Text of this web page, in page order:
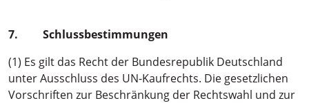
7. Schlussbestimmungen
(1) Es gilt das Recht der Bundesrepublik Deutschland
unter Ausschluss des UN-Kaufrechts. Die gesetzlichen
Vorschriften zur Beschränkung der Rechtswahl und zur